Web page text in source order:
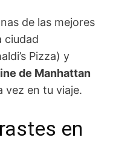
de las mejores
ciudad
Pizza) y
de Manhattan
vez en tu viaje.
en